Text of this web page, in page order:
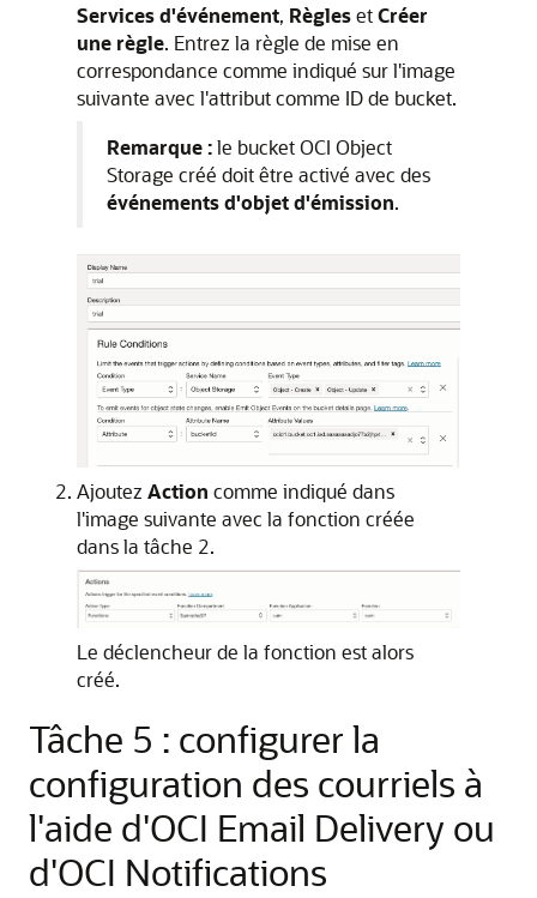
Services d'événement, RèglesetCréer
une règle. Entrez la règle de mise en
correspondance comme indiqué sur l'image
suivante avec l'attribut comme ID de bucket.
Remarque :le bucket OCI Object
Storage créé doit être activé avec des
événements d'objet d'émission.
Ajoutez Action comme indiqué dans
l'image suivante avec la fonction créée
dans la tâche 2.
Le déclencheur de la fonction est alors
créé.
Tâche 5 : configurer la
configuration des courriels à
l'aide d'OCI Email Delivery ou
d'OCI Notifications